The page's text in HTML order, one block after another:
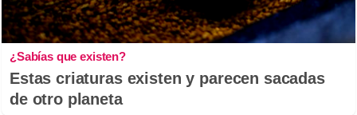
¿Sabías que existen?
Estas criaturas existen y parecen sacadas
de otro planeta